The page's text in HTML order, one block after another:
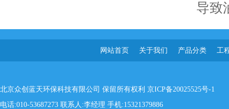
导致
网站首页 关于我们 产品分类 工
北京众创蓝天环保科技有限公司 保留所有权利 京ICP备20025525号-1
电话:010-53687273 联系人:李经理 手机:15321379886